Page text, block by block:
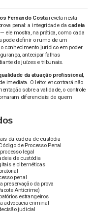
Fernando Costarevela nesta
penal: a integridade da cadeia
ele mostra, na prática, como cada
pode definir o rumo de um
conhecimento jurídico em poder
antecipar falhas
de juízes e tribunais.
da atuação profissional ,
imediata. O leitor encontrará não
sobre a validade, o controle
diferenciais de quem
da cadeia de custódia
de Processo Penal
legal
de custódia
e cibernéticas
penal
preservação da prova
Anticrime)
estrangeiros
advocacia criminal
judicial